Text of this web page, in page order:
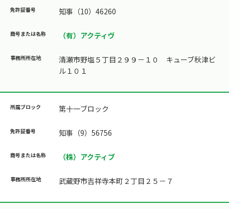
知事（10）46260
（有）アクティヴ
清瀬市野塩５丁目２９９－１０ キューブ秋津ビ
ル１０１
第十一ブロック
知事（9）56756
（株）アクティブ
武蔵野市吉祥寺本町２丁目２５－７